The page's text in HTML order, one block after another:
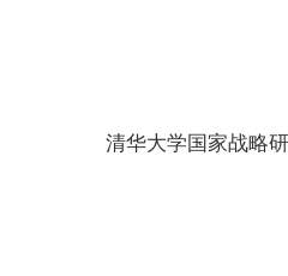
清华大学国家战略